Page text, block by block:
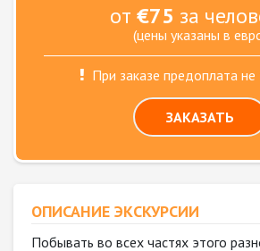
от €75 за
(цены указаны в
При заказе предоплата не
ЗАКАЗАТЬ
ОПИСАНИЕ ЭКСКУРСИИ
Побывать во всех частях этого